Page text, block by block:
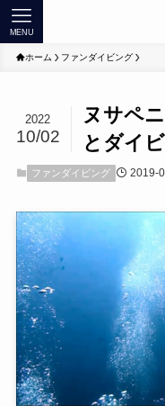
MENU
ホーム ファンダイビング
ヌサペ
とダイ
2022
10/02
ファンダイビング 2019-